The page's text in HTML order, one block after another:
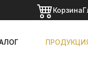
Корзина